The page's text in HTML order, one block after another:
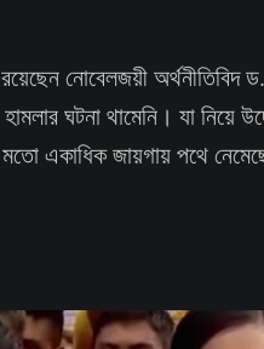
নোবেলজয়ী
ঘটনা থামেনি। যা নিয়ে
একাধিক জায়গায় পথে